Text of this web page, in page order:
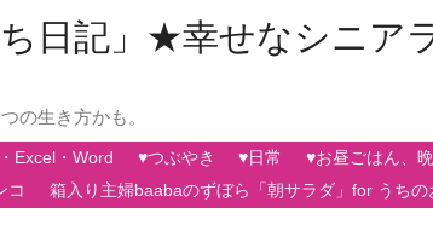
日記」★幸せなシニア
の生き方かも。
Excel・Word ♥つぶやき ♥日常 ♥お昼ごはん、
コ 箱入り主婦baabaのずぼら「朝サラダ」for うち